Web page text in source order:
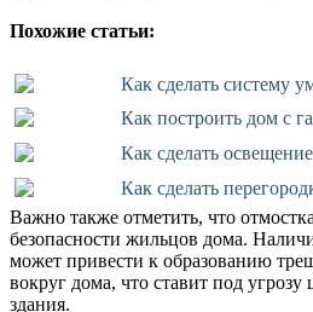
Похожие статьи:
Как сделать систему
Как построить дом с
Как сделать
Как сделать
Важно также отметить, что
безопасности жильцов дома.
может привести к образованию
вокруг дома, что ставит под угрозу
здания.